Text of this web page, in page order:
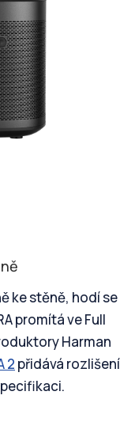
ke stěně, hodí se
promítá ve Full
Harman
2 přidává rozlišení